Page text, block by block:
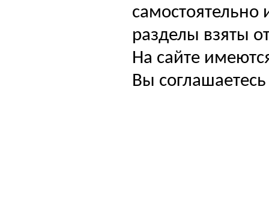
самостоятельно
разделы взяты
На сайте
Вы